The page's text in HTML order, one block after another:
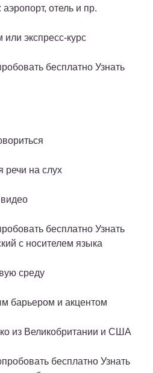
отель и пр.
экспресс-курс
бесплатно Узнать
речи на слух
бесплатно Узнать
с носителем языка
среду
барьером и акцентом
из Великобритании и США
бесплатно Узнать